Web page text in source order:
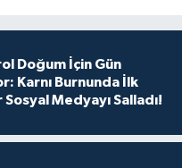
Doğum İçin Gün
Karnı Burnunda İlk
Sosyal Medyayı Salladı!